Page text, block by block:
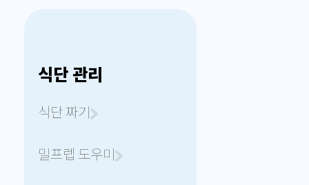
식단 관리
식단 짜기
밀프렙 도우미